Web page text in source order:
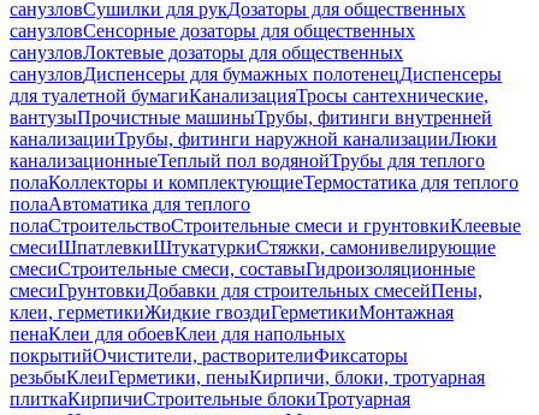
санузловСушилки для рукДозаторы для общественных
санузловСенсорные дозаторы для общественных
санузловЛоктевые дозаторы для общественных
санузловДиспенсеры для бумажных полотенецДиспенсеры
для туалетной бумагиКанализацияТросы сантехнические,
вантузыПрочистные машиныТрубы, фитинги внутренней
канализацииТрубы, фитинги наружной канализацииЛюки
канализационныеТеплый пол водянойТрубы для теплого
полаКоллекторы и комплектующиеТермостатика для теплого
полаАвтоматика для теплого
полаСтроительствоСтроительные смеси и грунтовкиКлеевые
смесиШпатлевкиШтукатуркиСтяжки, самонивелирующие
смесиСтроительные смеси, составыГидроизоляционные
смесиГрунтовкиДобавки для строительных смесейПены,
клеи, герметикиЖидкие гвоздиГерметикиМонтажная
пенаКлеи для обоевКлеи для напольных
покрытийОчистители, растворителиФиксаторы
резьбыКлеиГерметики, пеныКирпичи, блоки, тротуарная
плиткаКирпичиСтроительные блокиТротуарная